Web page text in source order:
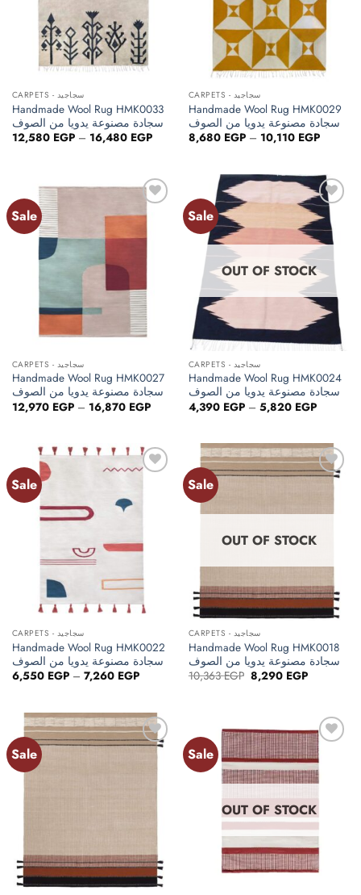
CARPETS - سجاجيد
Handmade Wool Rug HMK0033
سجادة مصنوعة يدويا من الصوف
12,580 EGP – 16,480 EGPPrice
16,480 EGP
CARPETS - سجاجيد
Handmade Wool Rug HMK0029
سجادة مصنوعة يدويا من الصوف
8,680 EGP – 10,110 EGPPrice
10,110
Sale
Add to
wishlist
CARPETS - سجاجيد
Handmade Wool Rug HMK0027
سجادة مصنوعة يدويا من الصوف
12,970 EGP – 16,870 EGPPrice
16,870 EGP
Sale
Add to
wishlist
OUT OF STOCK
CARPETS - سجاجيد
Handmade Wool Rug HMK0024
سجادة مصنوعة يدويا من الصوف
4,390 EGP – 5,820 EGPPrice
5,820
Sale
CARPETS - سجاجيد
Handmade Wool Rug HMK0022
سجادة مصنوعة يدويا من الصوف
6,550 EGP – 7,260 EGPPrice
7,260 EGP
Sale
Add to
OUT OF STOCK
CARPETS - سجاجيد
Handmade Wool Rug HMK0018
سجادة مصنوعة يدويا من الصوف
10,363EGP Original
price
8,290 EGPCurrent
Sale
Add to
Sale
Add to
wishlist
OUT OF STOCK